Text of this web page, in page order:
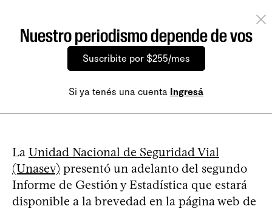
Nuestro periodismo depende de vos
Suscribite por $255/mes
Si ya tenés una cuenta Ingresá
La Unidad Nacional de Seguridad Vial
(Unasev) presentó un adelanto del segundo
Informe de Gestión y Estadística que estará
disponible a la brevedad en la página web de